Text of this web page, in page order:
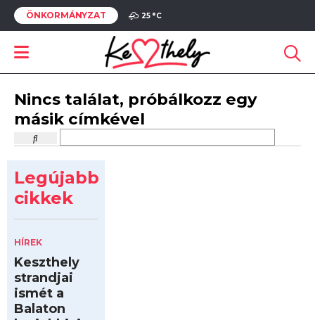
ÖNKORMÁNYZAT 25 °C
Nincs találat, próbálkozz egy
másik címkével
Legújabb
cikkek
HÍREK
Keszthely
strandjai
ismét a
Balaton